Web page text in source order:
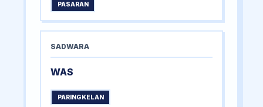
PASARAN
SADWARA
WAS
PARINGKELAN